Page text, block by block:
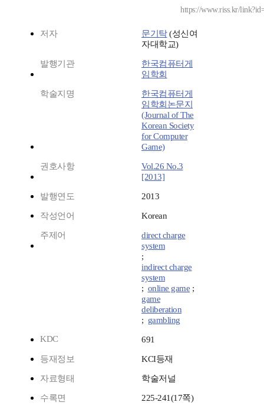
https://www.riss.kr/
저자 문기탁(성신여
자대학교)
발행기관
한국컴퓨터게
임학회
학술지명
한국컴퓨터게
임학회논문지
(Journal of The
Korean Society
for Computer
Game)
권호사항
Vol.26 No.3
[2013]
발행연도 2013
작성언어 Korean
주제어
direct charge
system
;
indirect charge
system
; online game ;
game
deliberation
; gambling
KDC
691
등재정보 KCI등재
자료형태 학술저널
수록면 225-241(17쪽)